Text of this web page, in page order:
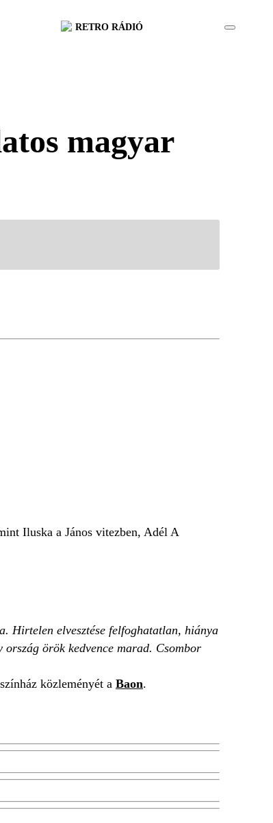
RETRO RÁDIÓ
magyar
Iluska a János vitezben, Adél A
Hirtelen elvesztése felfoghatatlan, hiánya
örök kedvence marad. Csombor
közleményét a Baon.